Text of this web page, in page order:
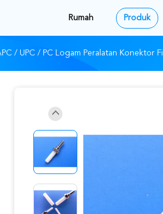
Rumah Produk
/ UPC / PC Logam Peralatan Konektor